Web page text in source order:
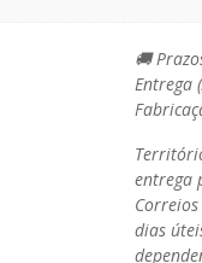
🚚
Entrega
entrega
dias